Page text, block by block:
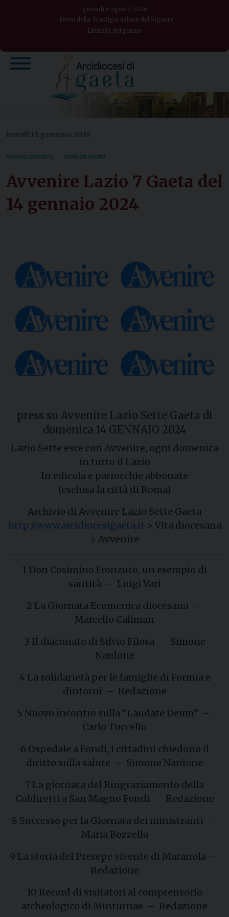
giovedì 6 agosto 2026
Festa della Trasfigurazione del Signore
Liturgia del giorno
lunedì 15 gennaio 2024
AVVENIRE LAZIO SETTE ULTIMI DOCUMENTI
Avvenire Lazio 7 Gaeta del
14 gennaio 2024
press su Avvenire Lazio Sette Gaeta di
domenica 14 GENNAIO 2024
Lazio Sette esce con Avvenire, ogni domenica
in tutto il Lazio
In edicola e parrocchie abbonate
(esclusa la città di Roma)
Archivio di Avvenire Lazio Sette Gaeta
http://www.arcidiocesigaeta.it > Vita diocesana
> Avvenire
1 Don Cosimino Fronzuto, un esempio di
santità – Luigi Vari
2 La Giornata Ecumenica diocesana –
Marcello Caliman
3 Il diaconato di Silvio Filosa – Simone
Nardone
4 La solidarietà per le famiglie di Formia e
dintorni – Redazione
5 Nuovo incontro sulla “Laudate Deum” –
Carlo Tuccello
6 Ospedale a Fondi, i cittadini chiedono il
diritto sulla salute – Simone Nardone
7 La giornata del Ringraziamento della
Coldiretti a San Magno Fondi – Redazione
8 Successo per la Giornata dei ministranti –
Maria Bozzella
9 La storia del Presepe vivente di Maranola –
Redazione
10 Record di visitatori al comprensorio
archeologico di Minturnae – Redazione